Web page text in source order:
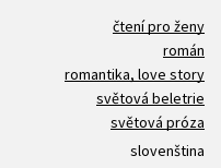
čtení pro ženy
román
romantika, love story
světová beletrie
světová próza
slovenština